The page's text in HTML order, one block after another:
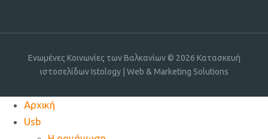
Ενωμένες Κοινωνίες των Βαλκανίων © 2026 Κατασκευή
ιστοσελίδων Istology | Web & Marketing Solutions
Αρχική
Usb